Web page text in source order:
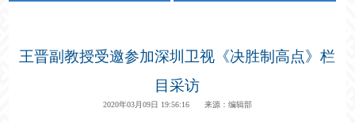
王晋副教授受邀参加深圳卫视《决胜制高点》栏
目采访
2020年03月09日 19:56:16 来源：编辑部